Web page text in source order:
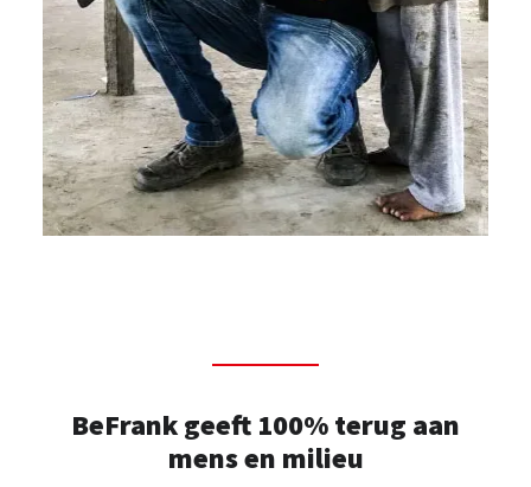
BeFrank geeft 100% terug aan
mens en milieu